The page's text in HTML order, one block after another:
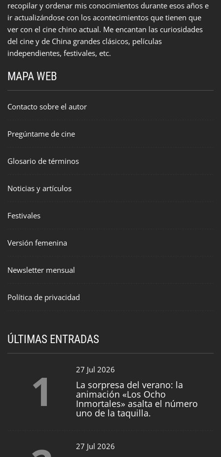
recopilar y ordenar mis conocimientos durante esos años e
ir actualizándose con los acontecimientos que tienen que
ver con el cine chino actual. Me encantan las curiosidades
del cine y de China grandes clásicos, películas
independientes, festivales, etc.
MAPA WEB
Contacto sobre el autor
Pregúntame de cine
Glosario de términos
Noticias y artículos
Festivales
Versión femenina
Newsletter mensual
Política de privacidad
ÚLTIMAS ENTRADAS
1 27 Jul 2026
La sorpresa del verano: la
animación «Los Ocho
Inmortales» asalta el número
uno de la taquilla.
27 Jul 2026